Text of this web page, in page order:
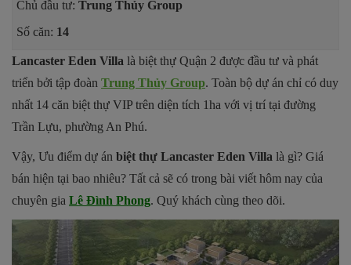
Chủ đầu tư: Trung Thủy Group
Số căn: 14
Lancaster Eden Villa là biệt thự Quận 2 được đầu tư và phát
triển bởi tập đoàn Trung Thủy Group. Toàn bộ dự án chỉ có duy
nhất 14 căn biệt thự VIP trên diện tích 1ha với vị trí tại đường
Trần Lựu, phường An Phú.
Vậy, Ưu điểm dự án biệt thự Lancaster Eden Villa là gì? Giá
bán hiện tại bao nhiêu? Tất cả sẽ có trong bài viết hôm nay của
chuyên gia Lê Đình Phong. Quý khách cùng theo dõi.